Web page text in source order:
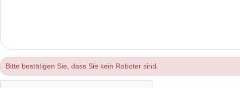
Bitte bestätigen Sie, dass Sie kein Roboter sind.